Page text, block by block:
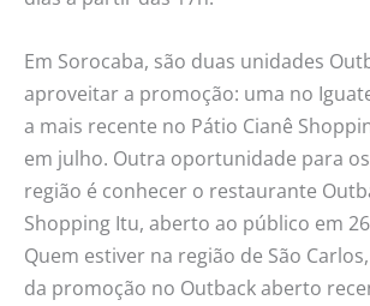
Em Sorocaba, são duas unidades
aproveitar a promoção: uma no
a mais recente no Pátio Cianê
em julho. Outra oportunidade para
região é conhecer o restaurante
Shopping Itu, aberto ao público em
Quem estiver na região de São
da promoção no Outback aberto